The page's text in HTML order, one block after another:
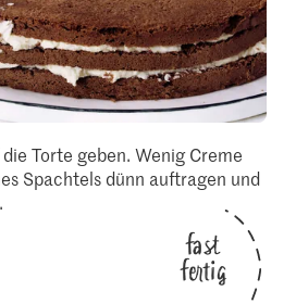
Torte geben. Wenig Creme
Spachtels dünn auftragen und
fast
fertig